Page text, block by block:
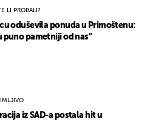
LI PROBALI?
oduševila ponuda u Primoštenu:
puno pametniji od nas"
iz SAD-a postala hit u